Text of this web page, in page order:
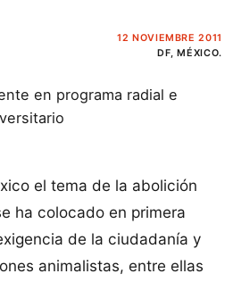
12 NOVIEMBRE 2011
DF, MÉXICO.
el tema de la abolición
ha colocado en primera
de la ciudadanía y
animalistas, entre ellas